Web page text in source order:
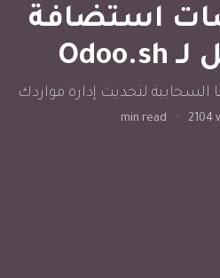
استضافة
السحابية لتحديث إدارة مواردك
min read · 2104